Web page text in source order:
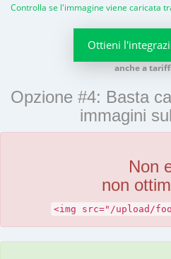
Controlla se l'immagine viene caricata
Ottieni
anche a
Opzione #4: Basta
immagini
Non
non
<img src="/upload/